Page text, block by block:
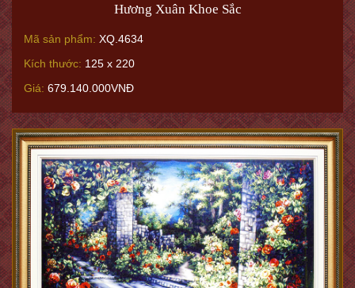
Hương Xuân Khoe Sắc
Mã sản phẩm: XQ.4634
Kích thước: 125 x 220
Giá: 679.140.000VNĐ